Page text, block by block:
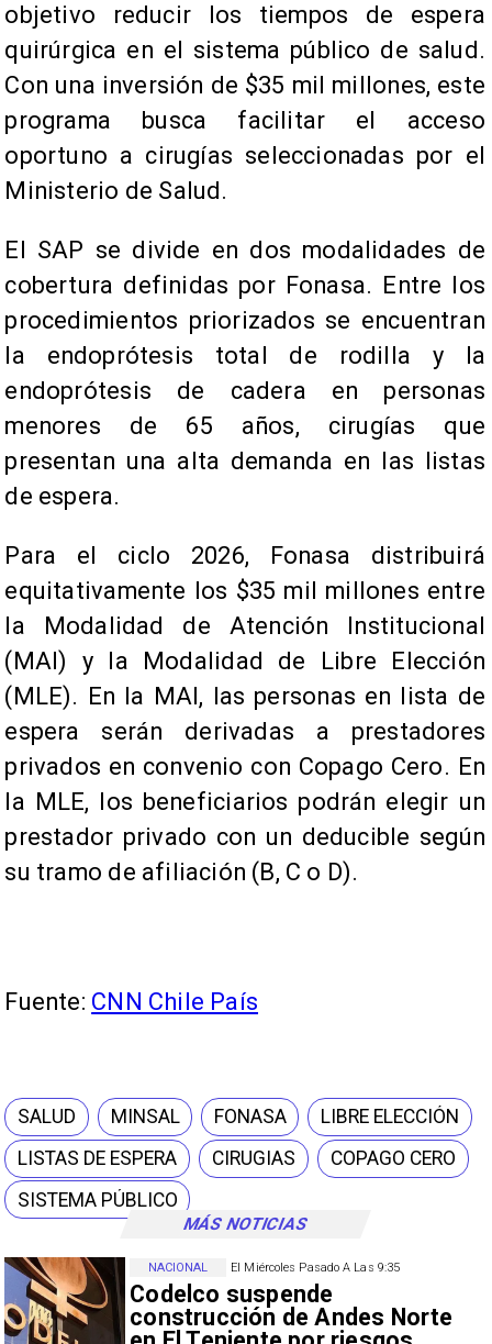
MÁS NOTICIAS
El Miércoles Pasado A Las 9:35
Codelco suspende
construcción de Andes Norte
NACIONAL
objetivo reducir los tiempos de espera
quirúrgica en el sistema público de salud.
Con una inversión de $35 mil millones, este
programa busca facilitar el acceso
oportuno a cirugías seleccionadas por el
Ministerio de Salud.
El SAP se divide en dos modalidades de
cobertura definidas por Fonasa. Entre los
procedimientos priorizados se encuentran
la endoprótesis total de rodilla y la
endoprótesis de cadera en personas
menores de 65 años, cirugías que
presentan una alta demanda en las listas
de espera.
Para el ciclo 2026, Fonasa distribuirá
equitativamente los $35 mil millones entre
la Modalidad de Atención Institucional
(MAI) y la Modalidad de Libre Elección
(MLE). En la MAI, las personas en lista de
espera serán derivadas a prestadores
privados en convenio con Copago Cero. En
la MLE, los beneficiarios podrán elegir un
prestador privado con un deducible según
su tramo de afiliación (B, C o D).
Fuente: CNN Chile País
SALUD MINSAL FONASA
LIBRE ELECCIÓN
LISTAS DE ESPERA
CIRUGIAS
COPAGO CERO
SISTEMA PÚBLICO